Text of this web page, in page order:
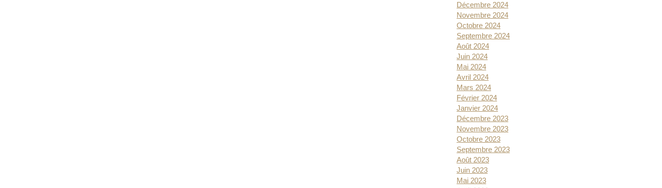
Décembre 2024
Novembre 2024
Octobre 2024
Septembre 2024
Août 2024
Juin 2024
Mai 2024
Avril 2024
Mars 2024
Février 2024
Janvier 2024
Décembre 2023
Novembre 2023
Octobre 2023
Septembre 2023
Août 2023
Juin 2023
Mai 2023